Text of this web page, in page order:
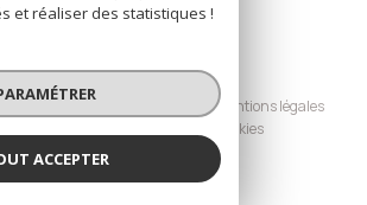
© 2026 | Tous droits réservés
Nos partenaires
Mentions légales
Cookies
et réaliser des statistiques !
ACCEPTER